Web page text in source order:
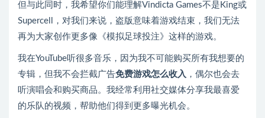
但与此同时，我希望你们能理解Vindicta Games不是King或
Supercell，对我们来说，盗版意味着游戏结束，我们无法
再为大家创作更多像《模拟足球投注》这样的游戏。
我在YouTube听很多音乐，因为我不可能购买所有我想要的
专辑，但我不会拦截广告免费游戏怎么收入 ，偶尔也会去
听演唱会和购买商品。我经常利用社交媒体分享我最喜爱
的乐队的视频，帮助他们得到更多曝光机会。